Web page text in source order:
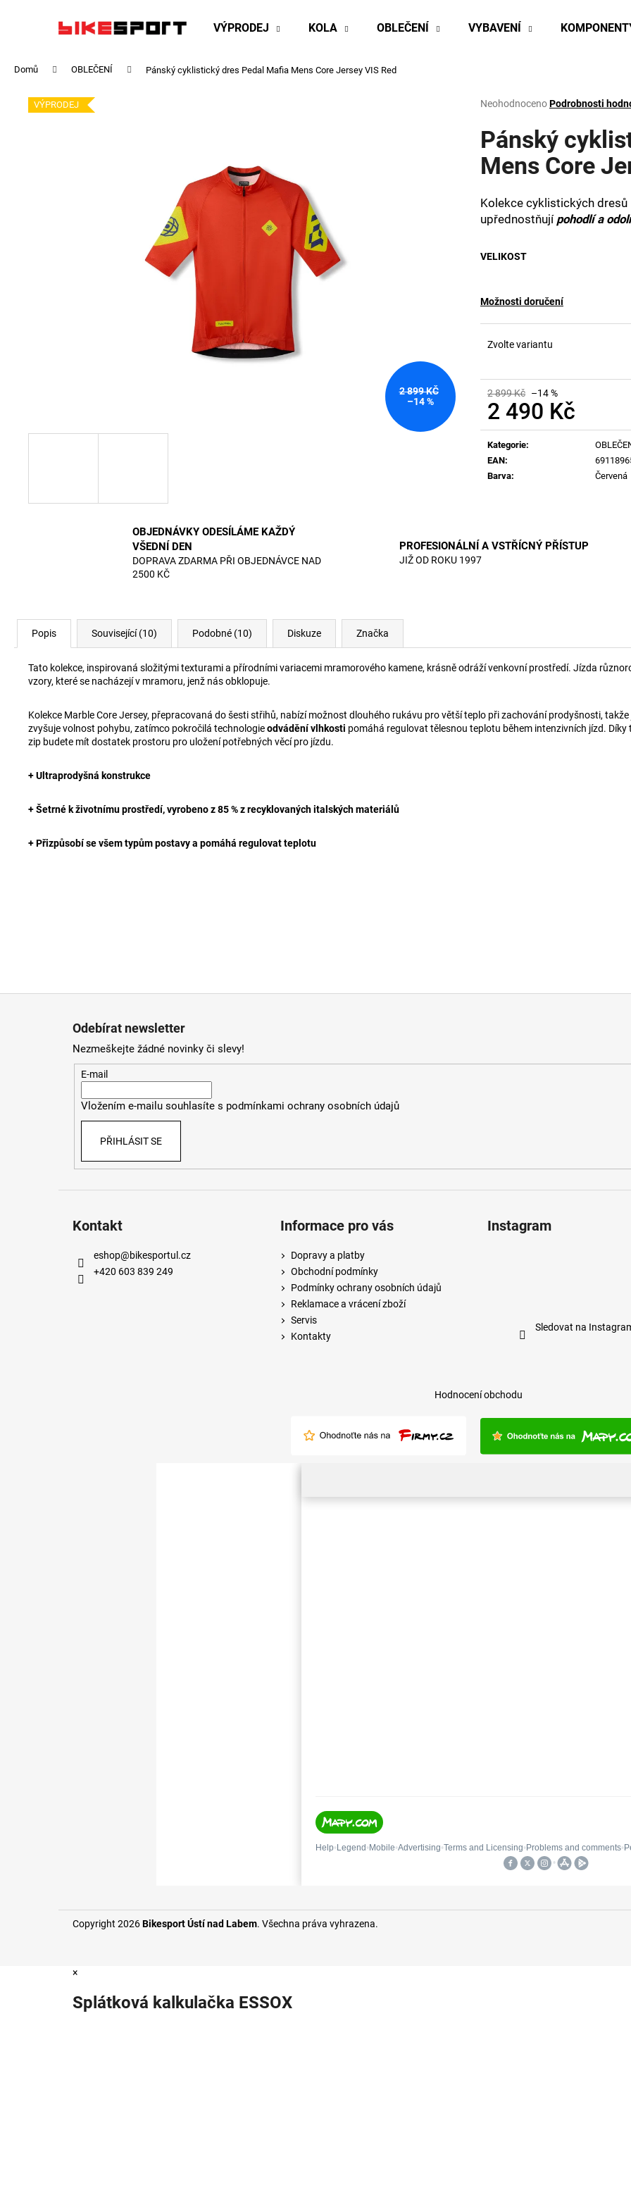
VÝPRODEJ KOLA OBLEČENÍ VYBAVENÍ
Domů OBLEČENÍ Pánský cyklistický dres Pedal Mafia Mens Core Jersey VIS Red
Průměrné
produktu
je
0,0
hvězdiček.
NeohodnocenoPodrobnosti
Pánský
Mens Core
Kolekce cyklistických
upřednostňují pohodlí a
VELIKOST
Možnosti doručení
Zvolte variantu
2 899 Kč –14 %
2 490 Kč
Měrná
cena:
Kategorie:
EAN:
Barva: Červená
VÝPRODEJ
2 899 KČ
–14 %
OBJEDNÁVKY ODESÍLÁME KAŽDÝ
VŠEDNÍ DEN
DOPRAVA ZDARMA PŘI OBJEDNÁVCE NAD
2500 KČ
PROFESIONÁLNÍ A VSTŘÍCNÝ PŘÍSTUP
JIŽ OD ROKU 1997
Popis Související (10) Podobné (10) Diskuze Značka
Tato kolekce, inspirovaná složitými texturami a přírodními variacemi mramorového kamene, krásně odráží venkovní prostředí. Jízda
vzory, které se nacházejí v mramoru, jenž nás obklopuje.
Kolekce Marble Core Jersey, přepracovaná do šesti střihů, nabízí možnost dlouhého rukávu pro větší teplo při zachování prodyšnosti,
zvyšuje volnost pohybu, zatímco pokročilá technologieodvádění vlhkosti pomáhá regulovat tělesnou teplotu během intenzivních jízd.
zip budete mít dostatek prostoru pro uložení potřebných věcí pro jízdu.
+ Ultraprodyšná konstrukce
+ Šetrné k životnímu prostředí, vyrobeno z 85 % z recyklovaných italských materiálů
+ Přizpůsobí se všem typům postavy a pomáhá regulovat teplotu
Zpět
Zpět
Co potřebujete najít?
HLEDAT
Odebírat newsletter
Nezmeškejte žádné novinky či slevy!
E-mail
Vložením e-mailu souhlasíte s podmínkami ochrany osobních údajů
PŘIHLÁSIT SE
Kontakt
eshop@bikesportul.cz
+420 603 839 249
Informace pro vás
Dopravy a platby
Obchodní podmínky
Podmínky ochrany osobních údajů
Reklamace a vrácení zboží
Servis
Kontakty
Instagram
Sledovat na
Hodnocení obchodu
Copyright 2026Bikesport Ústí nad Labem. Všechna práva vyhrazena.
×
Splátková kalkulačka ESSOX